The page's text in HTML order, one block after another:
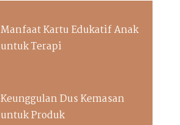
Manfaat Kartu Edukatif Anak
untuk Terapi
Keunggulan Dus Kemasan
untuk Produk